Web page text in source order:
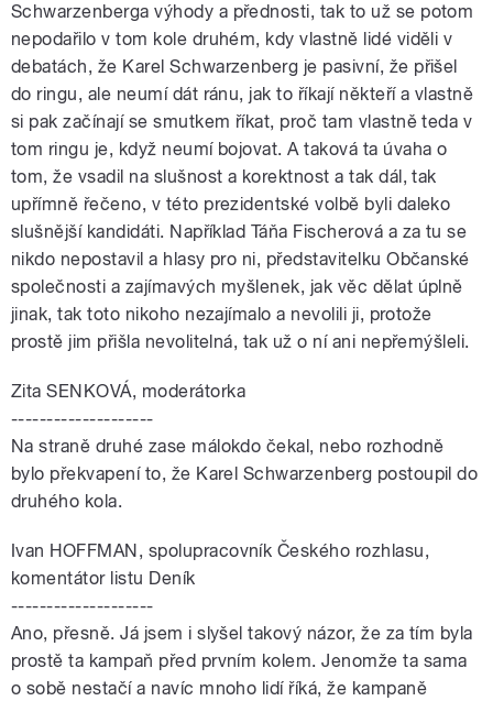
Schwarzenberga výhody a přednosti, tak to už se potom
nepodařilo v tom kole druhém, kdy vlastně lidé viděli v
debatách, že Karel Schwarzenberg je pasivní, že přišel
do ringu, ale neumí dát ránu, jak to říkají někteří a vlastně
si pak začínají se smutkem říkat, proč tam vlastně teda v
tom ringu je, když neumí bojovat. A taková ta úvaha o
tom, že vsadil na slušnost a korektnost a tak dál, tak
upřímně řečeno, v této prezidentské volbě byli daleko
slušnější kandidáti. Například Táňa Fischerová a za tu se
nikdo nepostavil a hlasy pro ni, představitelku Občanské
společnosti a zajímavých myšlenek, jak věc dělat úplně
jinak, tak toto nikoho nezajímalo a nevolili ji, protože
prostě jim přišla nevolitelná, tak už o ní ani nepřemýšleli.
Zita SENKOVÁ, moderátorka
--------------------
Na straně druhé zase málokdo čekal, nebo rozhodně
bylo překvapení to, že Karel Schwarzenberg postoupil do
druhého kola.
Ivan HOFFMAN, spolupracovník Českého rozhlasu,
komentátor listu Deník
--------------------
Ano, přesně. Já jsem i slyšel takový názor, že za tím byla
prostě ta kampaň před prvním kolem. Jenomže ta sama
o sobě nestačí a navíc mnoho lidí říká, že kampaně